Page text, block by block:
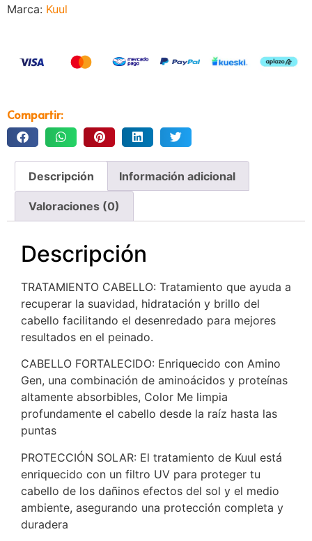
Marca: Kuul
Compartir:
Descripción Información adicional
Valoraciones (0)
Descripción
TRATAMIENTO CABELLO: Tratamiento que ayuda a
recuperar la suavidad, hidratación y brillo del
cabello facilitando el desenredado para mejores
resultados en el peinado.
CABELLO FORTALECIDO: Enriquecido con Amino
Gen, una combinación de aminoácidos y proteínas
altamente absorbibles, Color Me limpia
profundamente el cabello desde la raíz hasta las
puntas
PROTECCIÓN SOLAR: El tratamiento de Kuul está
enriquecido con un filtro UV para proteger tu
cabello de los dañinos efectos del sol y el medio
ambiente, asegurando una protección completa y
duradera